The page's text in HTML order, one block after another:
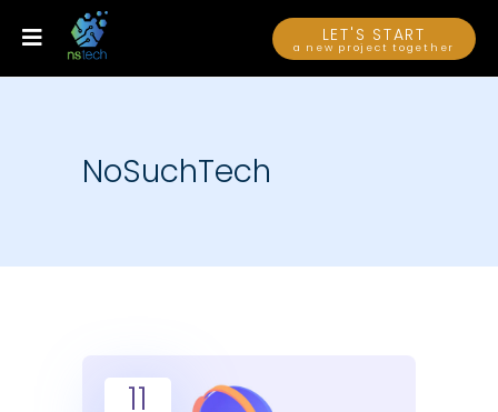
LET'S START
a new project together
NoSuchTech
11